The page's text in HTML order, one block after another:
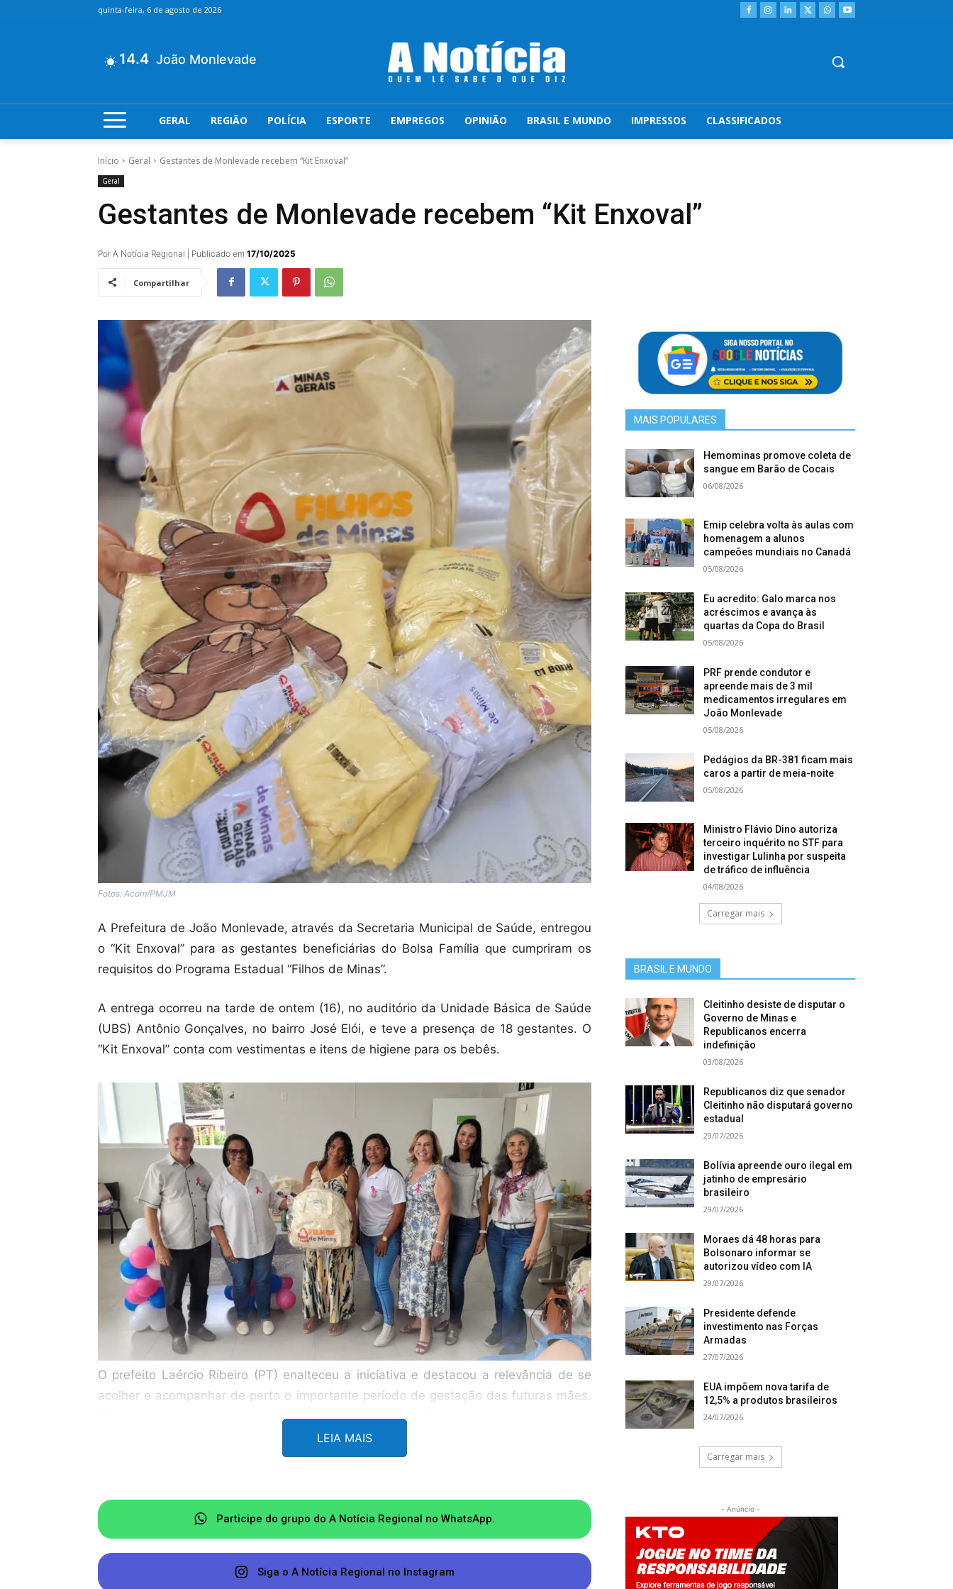
quinta-feira, 6 de agosto de 2026
14.4 João Monlevade
GERAL REGIÃO POLÍCIA ESPORTE EMPREGOS OPINIÃO BRASIL E MUNDO IMPRESSOS CLASSIFICADOS
Início Geral Gestantes de Monlevade recebem “Kit Enxoval”
Geral
Gestantes de Monlevade recebem “Kit Enxoval”
Por A Notícia Regional | Publicado em 17/10/2025
Compartilhar
Fotos: Acom/PMJM
A Prefeitura de João Monlevade, através da Secretaria Municipal de Saúde, entregou
o “Kit Enxoval” para as gestantes beneficiárias do Bolsa Família que cumpriram os
requisitos do Programa Estadual “Filhos de Minas”.
A entrega ocorreu na tarde de ontem (16), no auditório da Unidade Básica de Saúde
(UBS) Antônio Gonçalves, no bairro José Elói, e teve a presença de 18 gestantes. O
“Kit Enxoval” conta com vestimentas e itens de higiene para os bebês.
O prefeito Laércio Ribeiro (PT) enalteceu a iniciativa e destacou a relevância de se
acolher e acompanhar de perto o importante período de gestação das futuras mães.
“Sem dúvida, essa é uma iniciativa de grande importância, a de cuidar bem das
nossas gestantes. E claro, esse cuidado deve continuar após o nascimento dos
bebês, com acompanhamento, vacinações e tudo que é preciso para que as crianças
Já a vice-prefeita Dorinha Machado (MDB) parabenizou a todos os servidores
participantes da ação e lembrou que esse período é fundamental na vida de mães e
dos bebês. “Esse é, talvez, o momento mais importante da vida de uma mãe e de seu
filho. É preciso que eles sejam bem acolhidos por nossas equipes e que seja uma
LEIA MAIS
Participe do grupo do A Notícia Regional no WhatsApp.
Siga o A Notícia Regional no Instagram
MAIS POPULARES
Hemominas promove coleta de
sangue em Barão de Cocais
06/08/2026
Emip celebra volta às aulas com
homenagem a alunos
campeões mundiais no Canadá
05/08/2026
Eu acredito: Galo marca nos
acréscimos e avança às
quartas da Copa do Brasil
05/08/2026
PRF prende condutor e
apreende mais de 3 mil
medicamentos irregulares em
João Monlevade
05/08/2026
Pedágios da BR-381 ficam mais
caros a partir de meia-noite
05/08/2026
Ministro Flávio Dino autoriza
terceiro inquérito no STF para
investigar Lulinha por suspeita
de tráfico de influência
04/08/2026
Carregar mais
BRASIL E MUNDO
Cleitinho desiste de disputar o
Governo de Minas e
Republicanos encerra
indefinição
03/08/2026
Republicanos diz que senador
Cleitinho não disputará governo
estadual
29/07/2026
Bolívia apreende ouro ilegal em
jatinho de empresário
brasileiro
29/07/2026
Moraes dá 48 horas para
Bolsonaro informar se
autorizou vídeo com IA
29/07/2026
Presidente defende
investimento nas Forças
Armadas
27/07/2026
EUA impõem nova tarifa de
12,5% a produtos brasileiros
24/07/2026
Carregar mais
- Anúncio -